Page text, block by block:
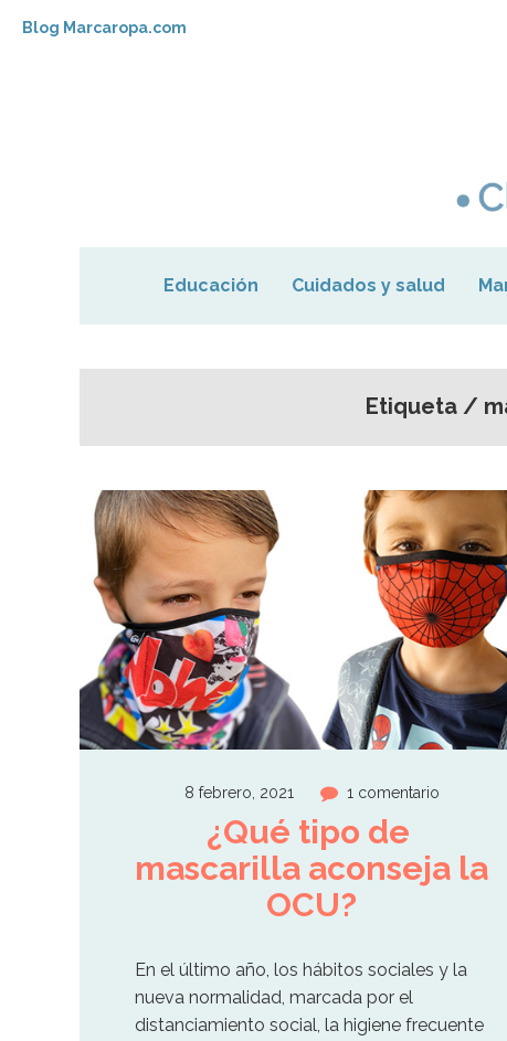
Blog Marcaropa.com
Educación Cuidados y salud
Etiqueta /
8 febrero, 2021 1 comentario
¿Qué tipo de
mascarilla aconseja la
OCU?
En el último año, los hábitos sociales y la
nueva normalidad, marcada por el
distanciamiento social, la higiene frecuente